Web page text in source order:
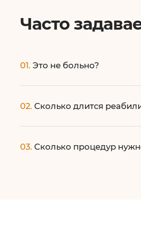
Часто
01. Это не больно?
Процедура проводится с
02. Сколько длится
В зависимости от вида и
индивидуальных
03. Сколько процедур